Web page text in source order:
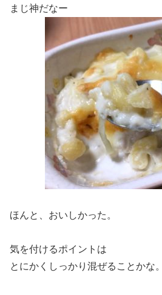
まじ神だなー
ほんと、おいしかった。
気を付けるポイントは
とにかくしっかり混ぜることかな。